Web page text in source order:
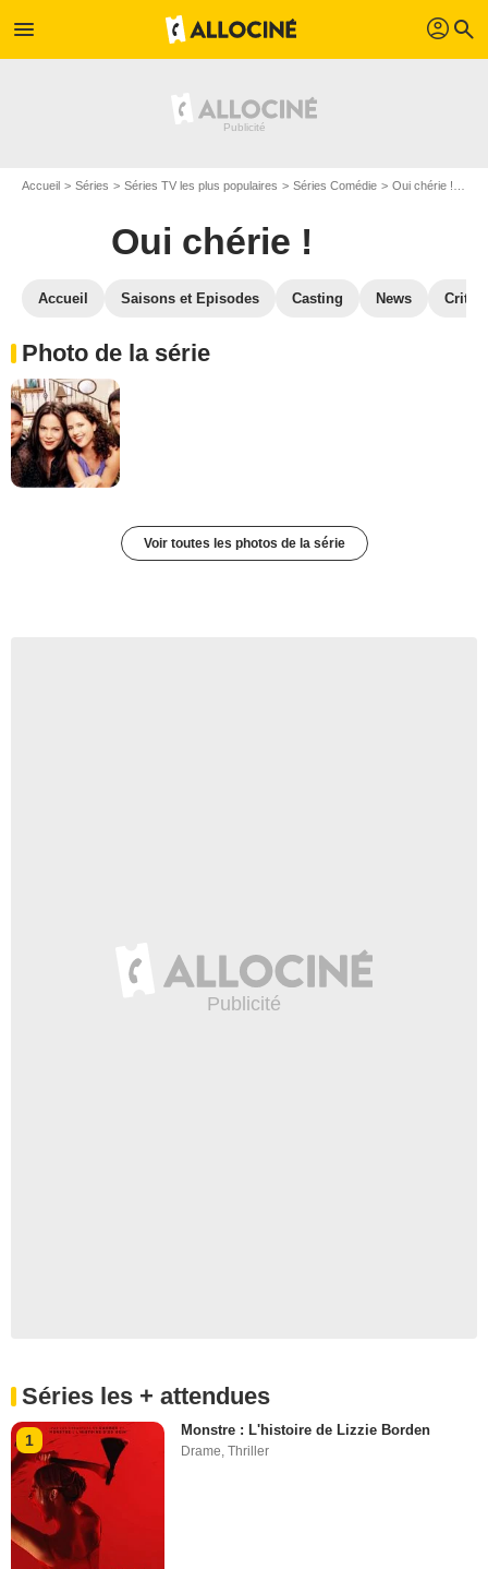
menu profil search
Accueil Séries Séries TV les plus populaires Séries Comédie Oui chérie !
Oui chérie !
Accueil Saisons et Episodes Casting News
Photo de la série
Voir toutes les photos de la série
Séries les + attendues
1
Monstre : L'histoire de Lizzie Borden
Drame ,Thriller